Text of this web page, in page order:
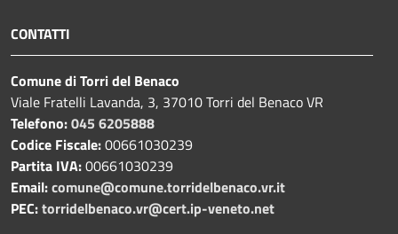
CONTATTI
Comune di Torri del Benaco
Viale Fratelli Lavanda, 3, 37010 Torri del Benaco VR
Telefono:045 6205888
Codice Fiscale:00661030239
Partita IVA:00661030239
Email:comune@comune.torridelbenaco.vr.it
PEC:torridelbenaco.vr@cert.ip-veneto.net